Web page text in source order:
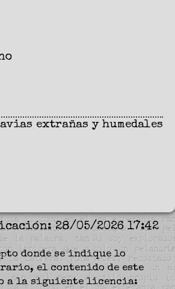
extrañas y humedales
28/05/2026 17:42
donde se indique lo
el contenido de este
a la siguiente licencia: